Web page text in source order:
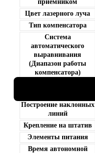
приёмником
Цвет лазерного луча
Тип компенсатора
Система
автоматического
выравнивания
(Диапазон работы
компенсатора)
Построение наклонных
линий
Крепление на штатив
Элементы питания
Время автономной